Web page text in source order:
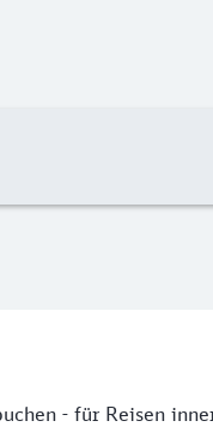
- für Reisen